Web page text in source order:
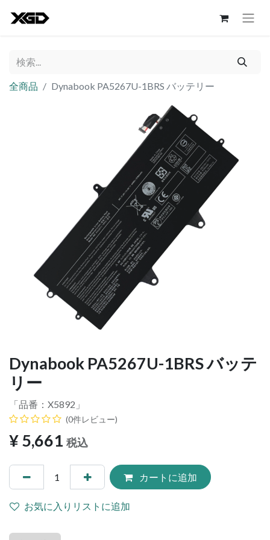
全商品 Dynabook PA5267U-1BRS バッテリー
Dynabook PA5267U-1BRS バッテ
リー
「品番： X5892 」
(0件レビュー)
¥5,661 税込
カートに追加
お気に入りリストに追加